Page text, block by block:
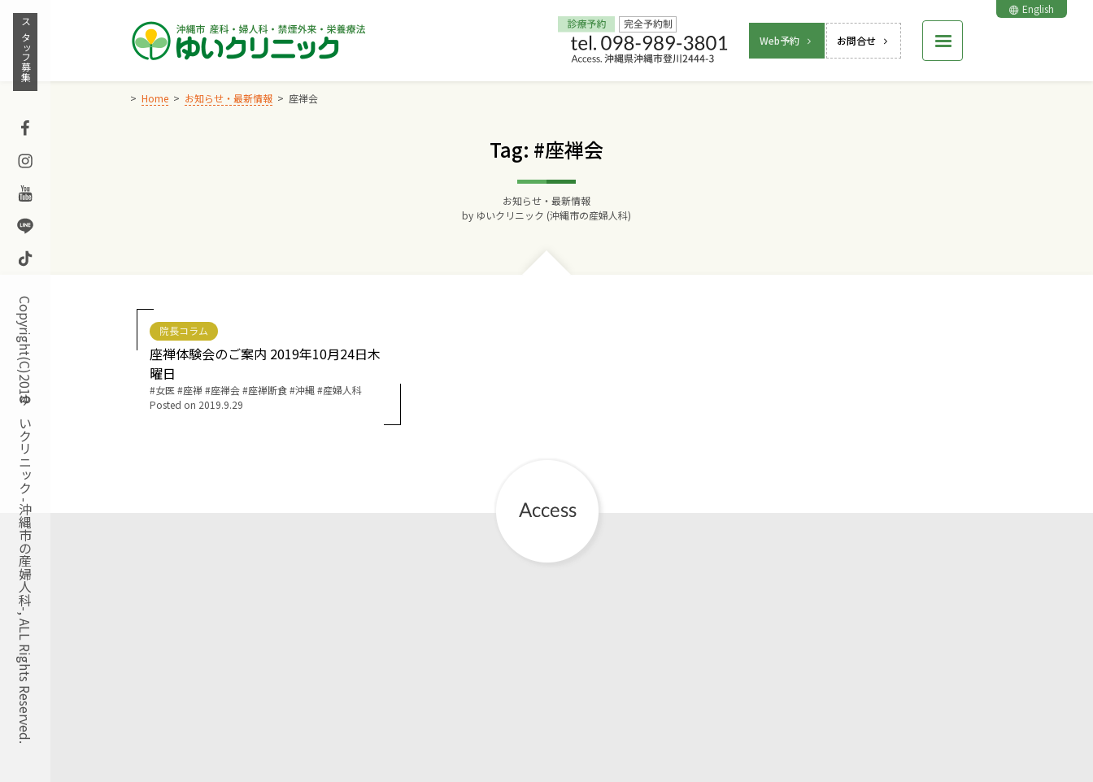
Skip
content
Web予約 お問合せ
English
スタッフ募集
Facebook
Instagram
Youtube
Line
TikTok
Copyright(C)2018ゆいクリニック -沖縄市の産婦人科-, ALL Rights Reserved.
Home お知らせ・最新情報 座禅会
Tag: #座禅会
お知らせ・最新情報
by ゆいクリニック (沖縄市の産婦人科)
院長コラム
座禅体験会のご案内 2019年10月24日木
曜日
Tags:
女医 座禅 座禅会 座禅断食 沖縄
産婦人科
Posted on 2019.9.29
交通アクセス
院長からのごあいさつ
ゆいクリニックの経営理念